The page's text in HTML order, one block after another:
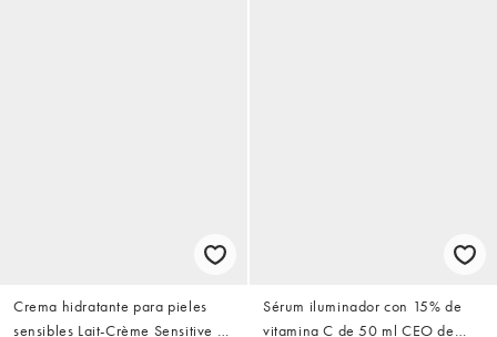
Crema hidratante para pieles
sensibles Lait-Crème Sensitive de
Sérum iluminador con 15% de
vitamina C de 50 ml CEO de